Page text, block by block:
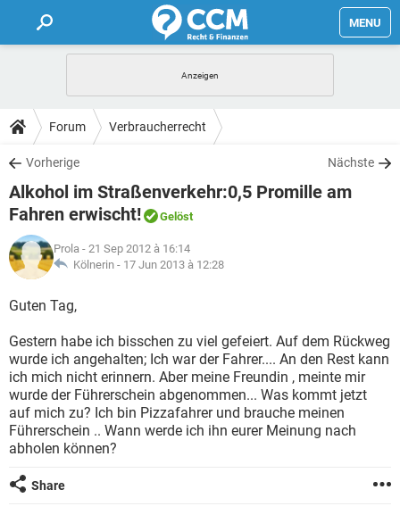
MENU
FORUM
TIPPS
LEXIKON
Forum Verbraucherrecht
Vorherige Nächste
Alkohol im Straßenverkehr:0,5 Promille am
Fahren erwischt!
Gelöst
Prola - 21 Sep 2012 à 16:14
Kölnerin - 17 Jun 2013 à 12:28
Guten Tag,
Gestern habe ich bisschen zu viel gefeiert. Auf dem Rückweg
wurde ich angehalten; Ich war der Fahrer.... An den Rest kann
ich mich nicht erinnern. Aber meine Freundin , meinte mir
wurde der Führerschein abgenommen... Was kommt jetzt
auf mich zu? Ich bin Pizzafahrer und brauche meinen
Führerschein .. Wann werde ich ihn eurer Meinung nach
abholen können?
Share